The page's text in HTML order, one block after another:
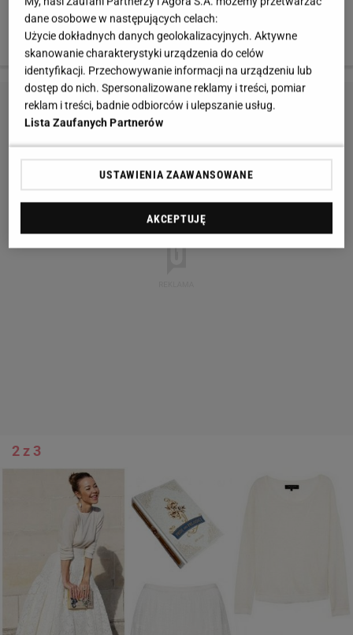
wypadku z czółenkami na wysokim obcasie oraz małą,
zgrabną torebką.
2 z 3
dane osobowe w następujących celach:
Użycie dokładnych danych geolokalizacyjnych. Aktywne
skanowanie charakterystyki urządzenia do celów
identyfikacji. Przechowywanie informacji na urządzeniu lub
dostęp do nich. Spersonalizowane reklamy i treści, pomiar
reklam i treści, badnie odbiorców i ulepszanie usług.
Lista Zaufanych Partnerów
USTAWIENIA ZAAWANSOWANE
AKCEPTUJĘ